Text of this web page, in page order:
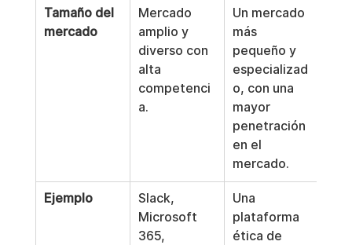
Tamaño del
mercado
Mercado
amplio y
diverso con
alta
competenci
a.
Un mercado
más
pequeño y
especializad
o, con una
mayor
penetración
en el
mercado.
Ejemplo
Slack,
Microsoft
365,
Una
plataforma
ética de